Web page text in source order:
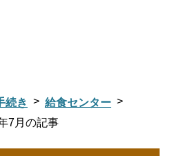
続き
給食センター
7月の記事